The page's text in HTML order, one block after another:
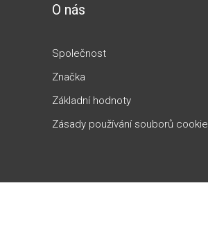
O nás
Společnost
Značka
Základní hodnoty
Zásady používání souborů cookie